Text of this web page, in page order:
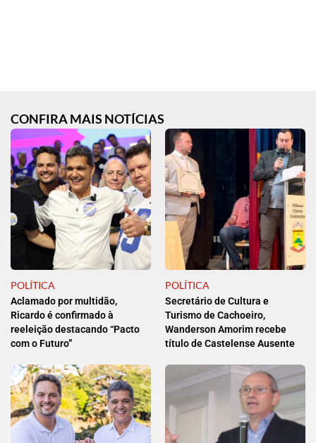
CONFIRA MAIS NOTÍCIAS
POLÍTICA
Aclamado por multidão,
Ricardo é confirmado à
reeleição destacando “Pacto
com o Futuro”
POLÍTICA
Secretário de Cultura e
Turismo de Cachoeiro,
Wanderson Amorim recebe
título de Castelense Ausente